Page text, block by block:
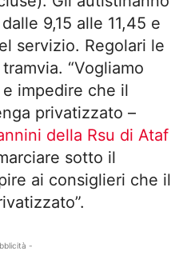
9,15 alle 11,45 e
servizio. Regolari le
“Vogliamo
impedire che il
privatizzato –
della Rsu di Ataf
sotto il
ai consiglieri che il
-